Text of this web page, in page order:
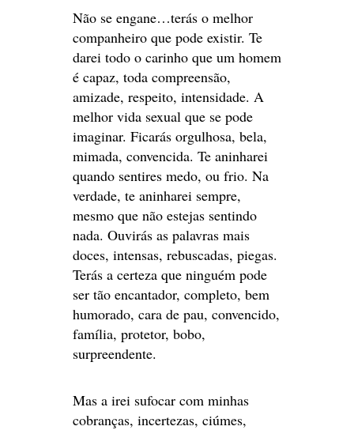
Não se engane…terás o melhor
companheiro que pode existir. Te
darei todo o carinho que um homem
é capaz, toda compreensão,
amizade, respeito, intensidade. A
melhor vida sexual que se pode
imaginar. Ficarás orgulhosa, bela,
mimada, convencida. Te aninharei
quando sentires medo, ou frio. Na
verdade, te aninharei sempre,
mesmo que não estejas sentindo
nada. Ouvirás as palavras mais
doces, intensas, rebuscadas, piegas.
Terás a certeza que ninguém pode
ser tão encantador, completo, bem
humorado, cara de pau, convencido,
família, protetor, bobo,
surpreendente.
Mas a irei sufocar com minhas
cobranças, incertezas, ciúmes,